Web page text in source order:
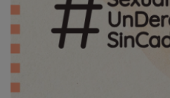
Egizu lan gurekin
Salaketa-kanala
es